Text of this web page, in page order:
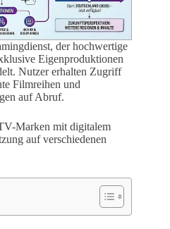
der hochwertige
Eigenproduktionen
Nutzer erhalten Zugriff
Filmreihen und
auf Abruf.
Marken mit digitalem
auf verschiedenen